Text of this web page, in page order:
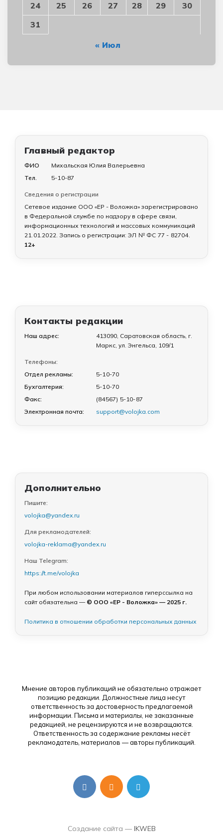
24
25 26 27 28 29
30
31
« Июл
Главный редактор
ФИО
Михальская Юлия Валерьевна
Тел.
5-10-87
Сведения о регистрации
Сетевое издание ООО «ЕР - Воложка» зарегистрировано
в Федеральной службе по надзору в сфере связи,
информационных технологий и массовых коммуникаций
21.01.2022. Запись о регистрации: ЭЛ № ФС 77 - 82704.
12+
Контакты редакции
Наш адрес:
413090, Саратовская область, г.
Маркс, ул. Энгельса, 109/1
Телефоны:
Отдел рекламы:
5-10-70
Бухгалтерия:
5-10-70
Факс:
(84567) 5-10-87
Электронная почта:
support@volojka.com
Дополнительно
Пишите:
volojka@yandex.ru
Для рекламодателей:
volojka-reklama@yandex.ru
Наш Telegram:
https://t.me/volojka
При любом использовании материалов гиперссылка на
сайт обязательна — © ООО «ЕР - Воложка» — 2025 г.
Политика в отношении обработки персональных данных
Мнение авторов публикаций не обязательно отражает
позицию редакции. Должностные лица несут
ответственность за достоверность предлагаемой
информации. Письма и материалы, не заказанные
редакцией, не рецензируются и не возвращаются.
Ответственность за содержание рекламы несёт
рекламодатель, материалов — авторы публикаций.
Создание сайта — IKWEB